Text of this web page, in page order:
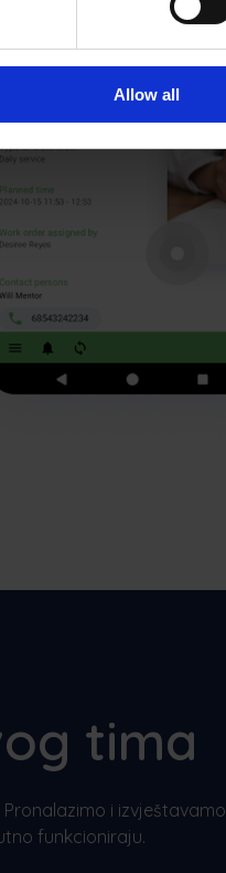
Allow all
tima
Pronalazimo i
funkcioniraju.